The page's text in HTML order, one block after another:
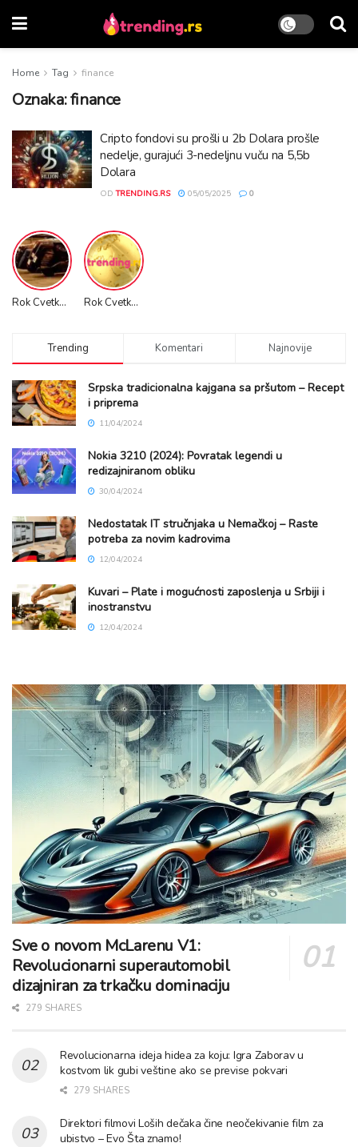
Home Tag finance
Oznaka:finance
Cripto fondovi su prošli u 2b Dolara prošle
nedelje, gurajući 3-nedeljnu vuču na 5,5b
Dolara
OD TRENDING.RS 05/05/2025 0
Rok Cvetkov Promo VIDEO Rok Cvetkov Stunts
Trending Komentari Najnovije
Srpska tradicionalna kajgana sa pršutom – Recept
i priprema
11/04/2024
Nokia 3210 (2024): Povratak legendi u
redizajniranom obliku
30/04/2024
Nedostatak IT stručnjaka u Nemačkoj – Raste
potreba za novim kadrovima
12/04/2024
Kuvari – Plate i mogućnosti zaposlenja u Srbiji i
inostranstvu
12/04/2024
Sve o novom McLarenu V1:
Revolucionarni superautomobil
dizajniran za trkačku dominaciju
279 SHARES
Revolucionarna ideja hidea za koju: Igra Zaborav u
kostvom lik gubi veštine ako se previse pokvari
279 SHARES
Direktori filmovi Loših dečaka čine neočekivanie film za
ubistvo – Evo Šta znamo!